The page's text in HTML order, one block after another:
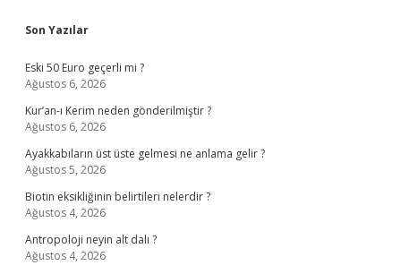
Sidebar
Son Yazılar
Eski 50 Euro geçerli mi ?
Ağustos 6, 2026
Kur’an-ı Kerim neden gönderilmiştir ?
Ağustos 6, 2026
Ayakkabıların üst üste gelmesi ne anlama gelir ?
Ağustos 5, 2026
Biotin eksikliğinin belirtileri nelerdir ?
Ağustos 4, 2026
Antropoloji neyin alt dalı ?
Ağustos 4, 2026